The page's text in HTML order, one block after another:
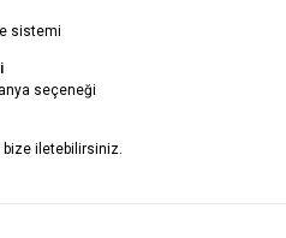
sistemi
seçeneği
iletebilirsiniz.